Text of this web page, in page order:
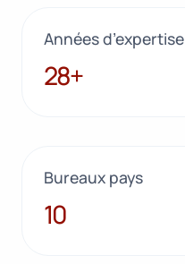
Années d’expertise
28+
28+
Bureaux pays
10
10